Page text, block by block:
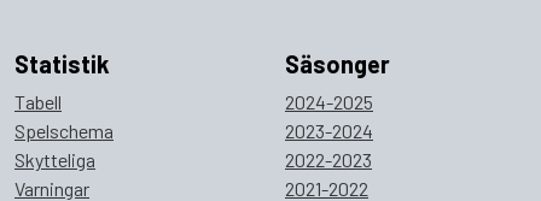
Statistik
Tabell
Spelschema
Skytteliga
Varningar
Säsonger
2024-2025
2023-2024
2022-2023
2021-2022